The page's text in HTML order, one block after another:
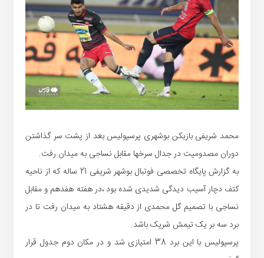
محمد شریفی بازیکن بوشهری پرسپولیس بعد از پشت سر گذاشتن
دوران مصدومیت در جدال سرخها مقابل نساجی به میدان رفت.
به گزارش پایگاه تخصصی فوتبال بوشهر شریفی 21 ساله که از ناحیه
کتف دچار آسیب دیدگی شدیدی شده بود ،در هفته هفدهم و مقابل
نساجی با تصمیم گل محمدی از دقیقه هشتاد به میدان رفت تا در
برد سه بر یک تیمش شریک باشد.
پرسپولیس با این برد 38 امتیازی شد و در مکان دوم جدول قرار